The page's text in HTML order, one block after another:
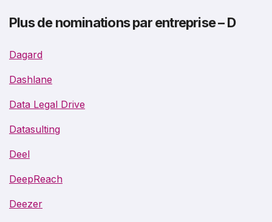
Plus de nominations par entreprise – D
Dagard
Dashlane
Data Legal Drive
Datasulting
Deel
DeepReach
Deezer